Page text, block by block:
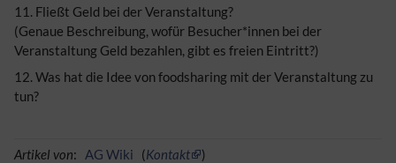
11. Fließt Geld bei der Veranstaltung?
(Genaue Beschreibung, wofür Besucher*innen bei der
Veranstaltung Geld bezahlen, gibt es freien Eintritt?)
12. Was hat die Idee von foodsharing mit der Veranstaltung zu
tun?
Artikel von: AG Wiki (Kontakt
)